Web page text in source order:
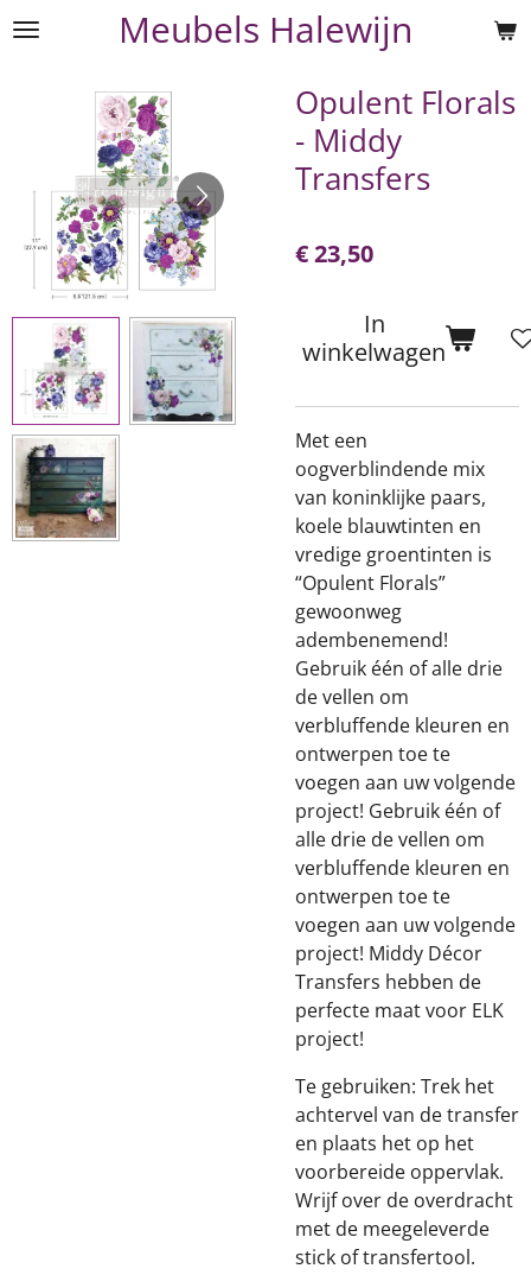
Ga
hoofdinhoud
Meubels Halewijn
Opulent Florals
- Middy
Transfers
€ 23,50
In
winkelwagen
Met een
oogverblindende mix
van koninklijke paars,
koele blauwtinten en
vredige groentinten is
“Opulent Florals”
gewoonweg
adembenemend!
Gebruik één of alle drie
de vellen om
verbluffende kleuren en
ontwerpen toe te
voegen aan uw volgende
project! Gebruik één of
alle drie de vellen om
verbluffende kleuren en
ontwerpen toe te
voegen aan uw volgende
project! Middy Décor
Transfers hebben de
perfecte maat voor ELK
project!
Te gebruiken: Trek het
achtervel van de transfer
en plaats het op het
voorbereide oppervlak.
Wrijf over de overdracht
met de meegeleverde
stick of transfertool.